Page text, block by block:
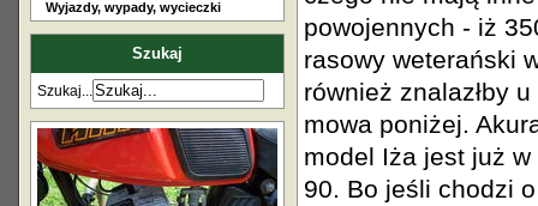
Wyjazdy, wypady, wycieczki
Szukaj
Szukaj...
powojennych - iż
rasowy weterański
również znalazłby
mowa poniżej.
model Iża jest już
90. Bo jeśli chodzi